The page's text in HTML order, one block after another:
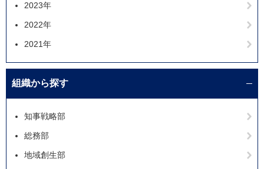
2023年
2022年
2021年
組織から探す
知事戦略部
総務部
地域創生部